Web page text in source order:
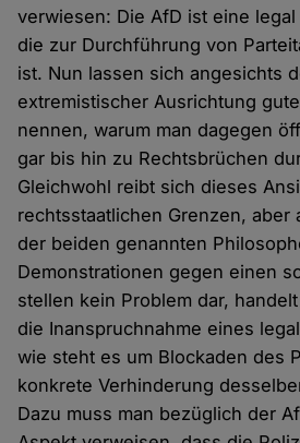
verwiesen: Die AfD ist eine
die zur Durchführung von
ist. Nun lassen sich angesichts
extremistischer Ausrichtung
nennen, warum man dagegen
gar bis hin zu Rechtsbrüchen
Gleichwohl reibt sich dieses
rechtsstaatlichen Grenzen, aber
der beiden genannten
Demonstrationen gegen einen
stellen kein Problem dar,
die Inanspruchnahme eines
wie steht es um Blockaden des
konkrete Verhinderung
Dazu muss man bezüglich der